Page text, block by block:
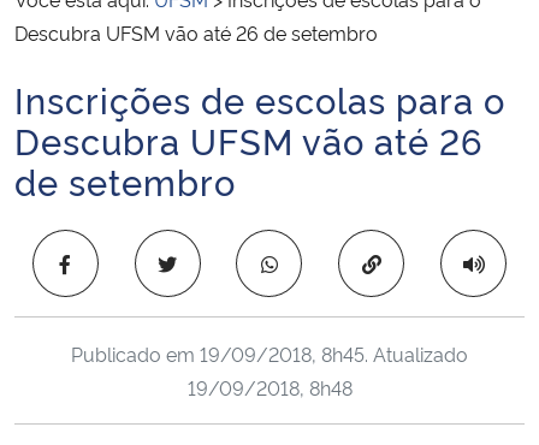
Ministério da Infraestrutura
Ministério da Agricultura, Pecuária e Abastecimento
Ministério da Educação
Descubra UFSM vão até 26 de setembro
Início do conteúdo
Inscrições de escolas para o
Descubra UFSM vão até 26
de setembro
Copiar para área
Publicado em 19/09/2018, 8h45. Atualizado
19/09/2018, 8h48